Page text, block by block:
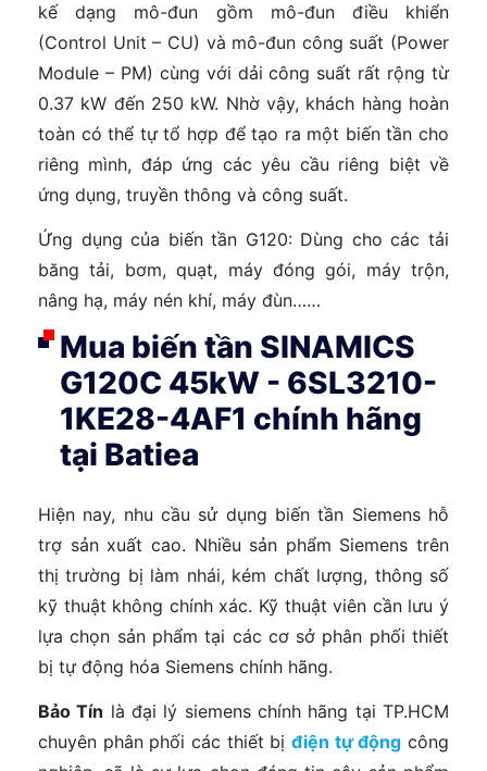
kế dạng mô-đun gồm mô-đun điều khiển
(Control Unit – CU) và mô-đun công suất (Power
Module – PM) cùng với dải công suất rất rộng từ
0.37 kW đến 250 kW. Nhờ vậy, khách hàng hoàn
toàn có thể tự tổ hợp để tạo ra một biến tần cho
riêng mình, đáp ứng các yêu cầu riêng biệt về
ứng dụng, truyền thông và công suất.
Ứng dụng của biến tần G120: Dùng cho các tải
băng tải, bơm, quạt, máy đóng gói, máy trộn,
nâng hạ, máy nén khí, máy đùn……
Mua biến tần SINAMICS
G120C 45kW - 6SL3210-
1KE28-4AF1 chính hãng
tại Batiea
Hiện nay, nhu cầu sử dụng biến tần Siemens hỗ
trợ sản xuất cao. Nhiều sản phẩm Siemens trên
thị trường bị làm nhái, kém chất lượng, thông số
kỹ thuật không chính xác. Kỹ thuật viên cần lưu ý
lựa chọn sản phẩm tại các cơ sở phân phối thiết
bị tự động hóa Siemens chính hãng.
Bảo Tín là đại lý siemens chính hãng tại TP.HCM
chuyên phân phối các thiết bị điện tự động công